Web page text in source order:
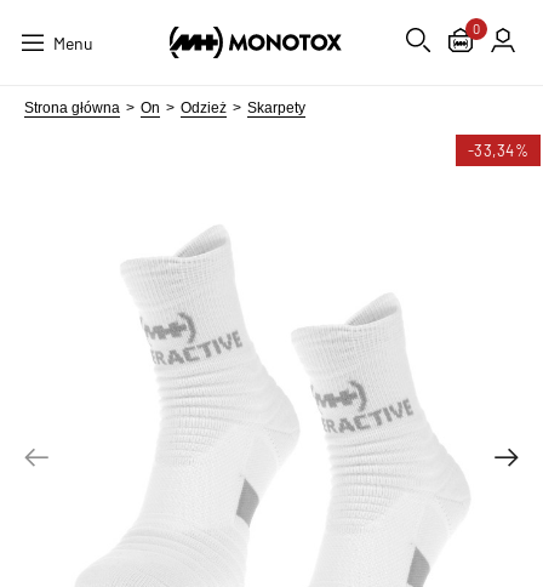
Menu
0
Strona główna On Odzież Skarpety
-33,34%